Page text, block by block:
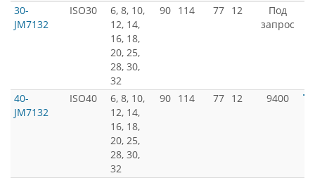
30-
JM7132
ISO30
6, 8, 10,
12, 14,
16, 18,
20, 25,
28, 30,
32
90 114 77 12
Под
запрос
40-
JM7132
ISO40
6, 8, 10,
12, 14,
16, 18,
20, 25,
28, 30,
32
90 114 77 12 9400